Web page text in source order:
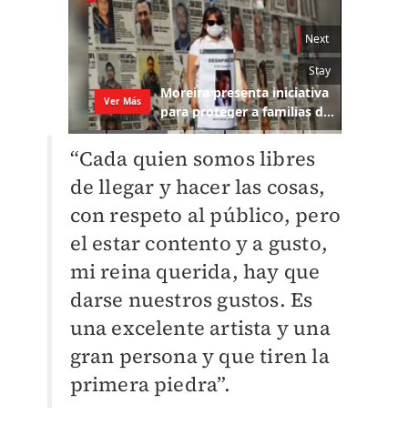
“Cada quien somos libres
de llegar y hacer las cosas,
con respeto al público, pero
el estar contento y a gusto,
mi reina querida, hay que
darse nuestros gustos. Es
una excelente artista y una
gran persona y que tiren la
primera piedra”.